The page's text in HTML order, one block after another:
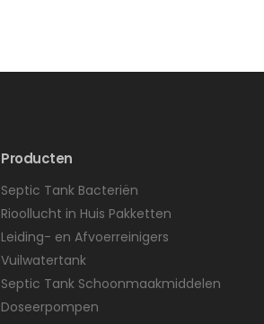
Producten
Septic Tank Bacteriën
Rioollucht in Huis Pakketten
Leiding- en Afvoerreinigers
Vuilwatertank
Septic Tank Schoonmaakmiddelen
Doseerpompen